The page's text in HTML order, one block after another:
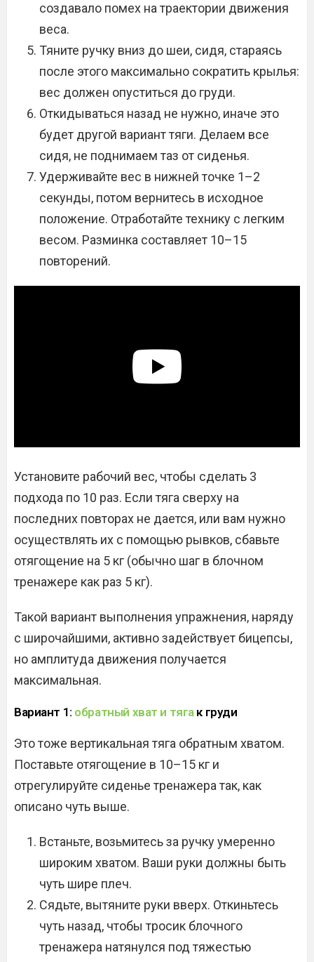
создавало помех на траектории движения
веса.
Тяните ручку вниз до шеи, сидя, стараясь
после этого максимально сократить крылья:
вес должен опуститься до груди.
Откидываться назад не нужно, иначе это
будет другой вариант тяги. Делаем все
сидя, не поднимаем таз от сиденья.
Удерживайте вес в нижней точке 1–2
секунды, потом вернитесь в исходное
положение. Отработайте технику с легким
весом. Разминка составляет 10–15
повторений.
Установите рабочий вес, чтобы сделать 3
подхода по 10 раз. Если тяга сверху на
последних повторах не дается, или вам нужно
осуществлять их с помощью рывков, сбавьте
отягощение на 5 кг (обычно шаг в блочном
тренажере как раз 5 кг).
Такой вариант выполнения упражнения, наряду
с широчайшими, активно задействует бицепсы,
но амплитуда движения получается
максимальная.
Вариант 1: обратный хват и тягак груди
Это тоже вертикальная тяга обратным хватом.
Поставьте отягощение в 10–15 кг и
отрегулируйте сиденье тренажера так, как
описано чуть выше.
Встаньте, возьмитесь за ручку умеренно
широким хватом. Ваши руки должны быть
чуть шире плеч.
Сядьте, вытяните руки вверх. Откиньтесь
чуть назад, чтобы тросик блочного
тренажера натянулся под тяжестью